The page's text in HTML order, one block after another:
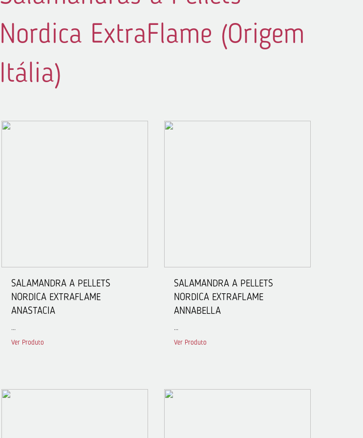
Nordica ExtraFlame (Origem
Itália)
SALAMANDRA A PELLETS
NORDICA EXTRAFLAME
ANASTACIA
...
Ver Produto
SALAMANDRA A PELLETS
NORDICA EXTRAFLAME
ANNABELLA
...
Ver Produto